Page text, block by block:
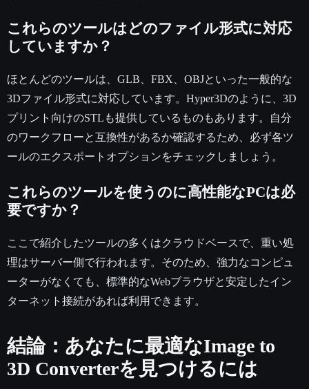
これらのツールはどのファイル形式に対応
していますか？
ほとんどのツールは、GLB、FBX、OBJといった一般的な
3Dファイル形式に対応しています。Hyper3Dのように、3D
プリント向けのSTLも提供しているものもあります。自分
のワークフローと互換性があるか確認するため、必ず各ツ
ールのエクスポートオプションをチェックしましょう。
これらのツールを使うのに高性能なPCは必
要ですか？
ここで紹介したツールの多くはクラウドベースで、重い処
理はサーバー側で行われます。そのため、強力なコンピュ
ーターがなくても、標準的なWebブラウザと安定したイン
ターネット接続があれば利用できます。
結論：あなたに最適なImage to
3D Converterを見つけるには